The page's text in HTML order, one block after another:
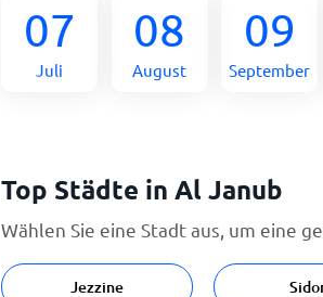
07
Juli
08
August
09
September
Top Städte in Al Janub
Wählen Sie eine Stadt aus, um eine
Jezzine